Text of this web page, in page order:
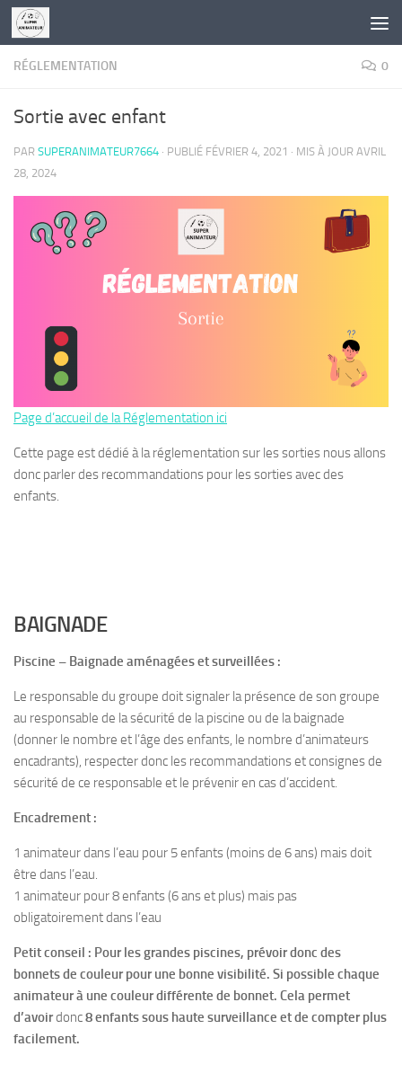
Skip to content
RÉGLEMENTATION 0
Sortie avec enfant
PAR SUPERANIMATEUR7664 · PUBLIÉ FÉVRIER 4, 2021 · MIS À JOUR AVRIL
28, 2024
Page d’accueil de la Réglementation ici
Cette page est dédié à la réglementation sur les sorties nous allons
donc parler des recommandations pour les sorties avec des
enfants.
BAIGNADE
Piscine – Baignade aménagées et surveillées :
Le responsable du groupe doit signaler la présence de son groupe
au responsable de la sécurité de la piscine ou de la baignade
(donner le nombre et l’âge des enfants, le nombre d’animateurs
encadrants), respecter donc les recommandations et consignes de
sécurité de ce responsable et le prévenir en cas d’accident.
Encadrement :
1 animateur dans l’eau pour 5 enfants (moins de 6 ans) mais doit
être dans l’eau.
1 animateur pour 8 enfants (6 ans et plus) mais pas
obligatoirement dans l’eau
Petit conseil : Pour les grandes piscines, prévoir donc des
bonnets de couleur pour une bonne visibilité. Si possible chaque
animateur à une couleur différente de bonnet. Cela permet
d’avoirdonc8 enfants sous haute surveillance et de compter plus
facilement.